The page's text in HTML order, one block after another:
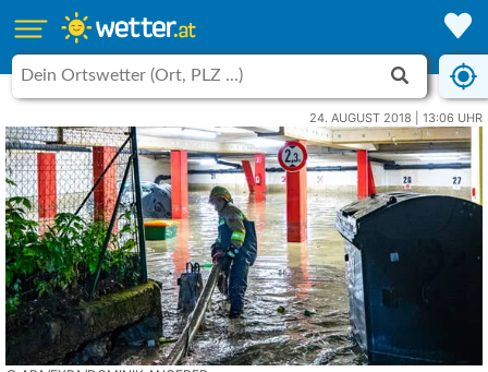
24. AUGUST 2018 | 13:06 UHR